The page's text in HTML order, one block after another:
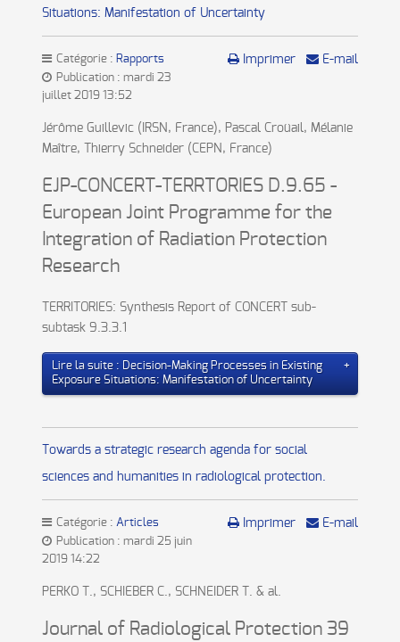
Situations: Manifestation of Uncertainty
Imprimer E-mail
Catégorie : Rapports
Publication : mardi 23
juillet 2019 13:52
Jérôme Guillevic (IRSN, France), Pascal Croüail, Mélanie
Maître, Thierry Schneider (CEPN, France)
EJP-CONCERT-TERRTORIES D.9.65 -
European Joint Programme for the
Integration of Radiation Protection
Research
TERRITORIES: Synthesis Report of CONCERT sub-
subtask 9.3.3.1
Lire la suite : Decision-Making Processes in Existing
Exposure Situations: Manifestation of Uncertainty
Towards a strategic research agenda for social
sciences and humanities in radiological protection.
Imprimer E-mail
Catégorie : Articles
Publication : mardi 25 juin
2019 14:22
PERKO T., SCHIEBER C., SCHNEIDER T. & al.
Journal of Radiological Protection 39